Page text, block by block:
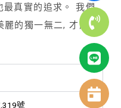
最真實的追求。 我們
麗的獨一無二, 才能有
號